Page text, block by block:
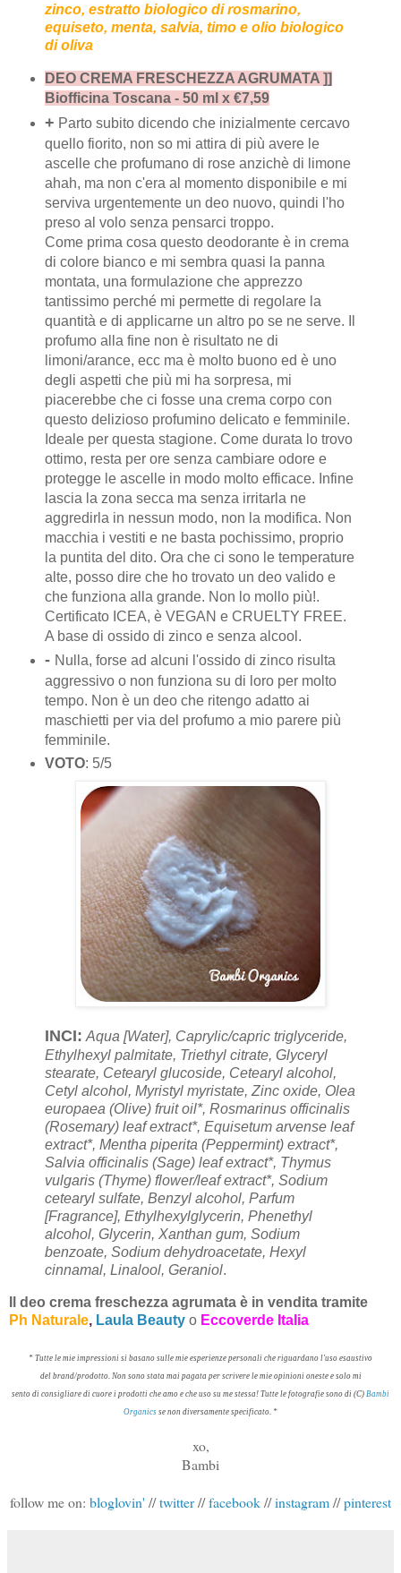
zinco, estratto biologico di rosmarino,
equiseto, menta, salvia, timo e olio biologico
di oliva
DEO CREMA FRESCHEZZA AGRUMATA ]]
Biofficina Toscana - 50 ml x €7,59
+ Parto subito dicendo che inizialmente cercavo
quello fiorito, non so mi attira di più avere le
ascelle che profumano di rose anzichè di limone
ahah, ma non c'era al momento disponibile e mi
serviva urgentemente un deo nuovo, quindi l'ho
preso al volo senza pensarci troppo.
Come prima cosa questo deodorante è in crema
di colore bianco e mi sembra quasi la panna
montata, una formulazione che apprezzo
tantissimo perché mi permette di regolare la
quantità e di applicarne un altro po se ne serve. Il
profumo alla fine non è risultato ne di
limoni/arance, ecc ma è molto buono ed è uno
degli aspetti che più mi ha sorpresa, mi
piacerebbe che ci fosse una crema corpo con
questo delizioso profumino delicato e femminile.
Ideale per questa stagione. Come durata lo trovo
ottimo, resta per ore senza cambiare odore e
protegge le ascelle in modo molto efficace. Infine
lascia la zona secca ma senza irritarla ne
aggredirla in nessun modo, non la modifica. Non
macchia i vestiti e ne basta pochissimo, proprio
la puntita del dito. Ora che ci sono le temperature
alte, posso dire che ho trovato un deo valido e
che funziona alla grande. Non lo mollo più!.
Certificato ICEA, è VEGAN e CRUELTY FREE.
A base di ossido di zinco e senza alcool.
- Nulla, forse ad alcuni l'ossido di zinco risulta
aggressivo o non funziona su di loro per molto
tempo. Non è un deo che ritengo adatto ai
maschietti per via del profumo a mio parere più
femminile.
VOTO: 5/5
INCI: Aqua [Water], Caprylic/capric triglyceride,
Ethylhexyl palmitate, Triethyl citrate, Glyceryl
stearate, Cetearyl glucoside, Cetearyl alcohol,
Cetyl alcohol, Myristyl myristate, Zinc oxide, Olea
europaea (Olive) fruit oil*, Rosmarinus officinalis
(Rosemary) leaf extract*, Equisetum arvense leaf
extract*, Mentha piperita (Peppermint) extract*,
Salvia officinalis (Sage) leaf extract*, Thymus
vulgaris (Thyme) flower/leaf extract*, Sodium
cetearyl sulfate, Benzyl alcohol, Parfum
[Fragrance], Ethylhexylglycerin, Phenethyl
alcohol, Glycerin, Xanthan gum, Sodium
benzoate, Sodium dehydroacetate, Hexyl
cinnamal, Linalool, Geraniol.
Il deo crema freschezza agrumata è in vendita tramite
Ph Naturale, Laula Beauty o Eccoverde Italia
* Tutte le mie impressioni si basano sulle mie esperienze personali che riguardano l'uso esaustivo
del brand/prodotto. Non sono stata mai pagata per scrivere le mie opinioni oneste e solo mi
sento di consigliare di cuore i prodotti che amo e che uso su me stessa ! Tutte le fotografie sono di (C) Bambi
Organics se non diversamente specificato *
xo,
Bambi
follow me on: bloglovin' //twitter//facebook//instagram//pinterest